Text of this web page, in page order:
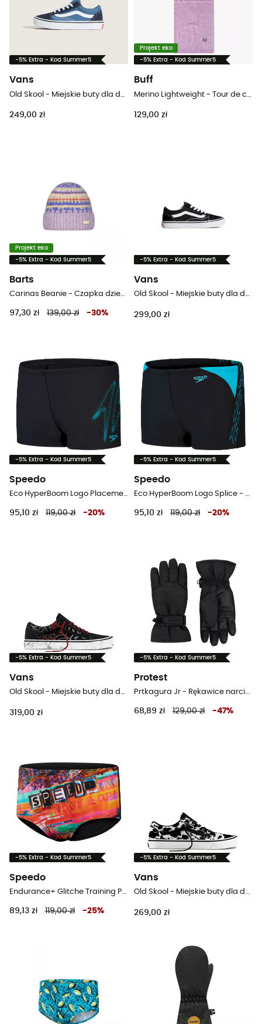
-5% Extra - Kod Summer5
Vans
249,00 zł
Projekt eko
-5% Extra - Kod Summer5
Buff
129,00 zł
Projekt eko
-5% Extra - Kod Summer5
Barts
Carinas Beanie - Czapka dziecięca
97,30 zł 139,00 zł -30%
-5% Extra - Kod Summer5
Vans
Old Skool - Miejskie buty dla dzieci
299,00 zł
-5% Extra - Kod Summer5
Speedo
Eco HyperBoom Logo Placement - Strój kąpielowy
95,10 zł 119,00 zł -20%
-5% Extra - Kod Summer5
Speedo
Eco HyperBoom Logo Splice - Strój kąpielowy
95,10 zł 119,00 zł -20%
-5% Extra - Kod Summer5
Vans
Old Skool - Miejskie buty dla dzieci
319,00 zł
-5% Extra - Kod Summer5
Protest
Prtkagura Jr - Rękawice narciarskie dziecięce
68,89 zł 129,00 zł -47%
-5% Extra - Kod Summer5
Speedo
Endurance+ Glitche Training Placement - Strój kąpielowy
89,13 zł 119,00 zł -25%
-5% Extra - Kod Summer5
Vans
Old Skool - Miejskie buty dla dzieci
269,00 zł